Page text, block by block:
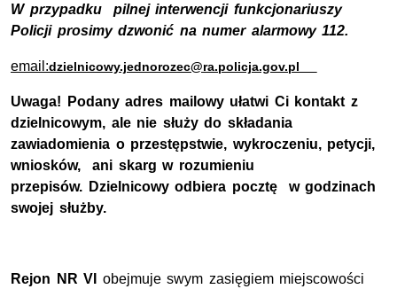
W przypadku pilnej interwencji funkcjonariuszy
Policji prosimy dzwonić na numer alarmowy 112.
email:dzielnicowy.jednorozec@ra.policja.gov.pl
Uwaga! Podany adres mailowy ułatwi Ci kontakt z
dzielnicowym, ale nie służy do składania
zawiadomienia o przestępstwie, wykroczeniu, petycji,
wniosków, ani skarg w rozumieniu
przepisów. Dzielnicowy odbiera pocztę w godzinach
swojej służby.
Rejon NR VI obejmuje swym zasięgiem miejscowości